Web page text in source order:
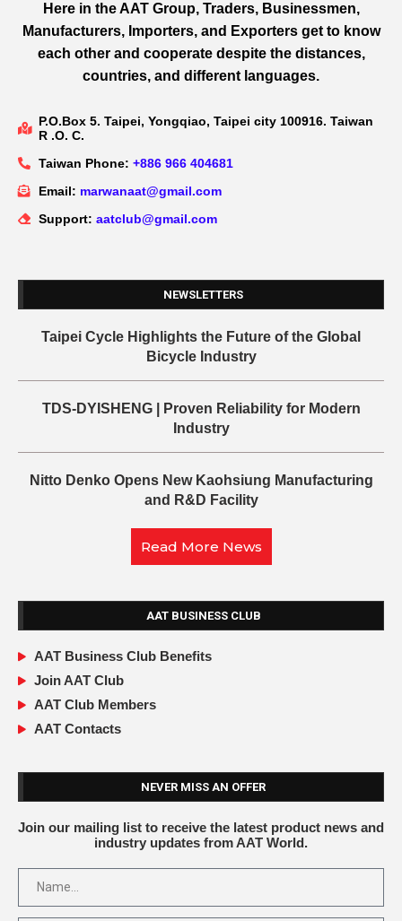
Here in the AAT Group, Traders, Businessmen,
Manufacturers, Importers, and Exporters get to know
each other and cooperate despite the distances,
countries, and different languages.
P.O.Box 5. Taipei, Yongqiao, Taipei city 100916. Taiwan
R .O. C.
Taiwan Phone: +886 966 404681
Email: marwanaat@gmail.com
Support: aatclub@gmail.com
NEWSLETTERS
Taipei Cycle Highlights the Future of the Global
Bicycle Industry
TDS-DYISHENG | Proven Reliability for Modern
Industry
Nitto Denko Opens New Kaohsiung Manufacturing
and R&D Facility
Read More News
AAT BUSINESS CLUB
AAT Business Club Benefits
Join AAT Club
AAT Club Members
AAT Contacts
NEVER MISS AN OFFER
Join our mailing list to receive the latest product news and
industry updates from AAT World.